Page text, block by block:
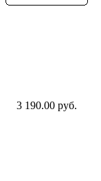
3 190.00 руб.